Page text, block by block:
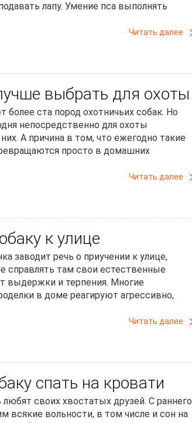
лапу. Умение пса выполнять
Читать далее
выбрать для охоты
ста пород охотничьих собак. Но
непосредственно для охоты
А причина в том, что ежегодно такие
просто в домашних
Читать далее
к улице
заводит речь о приучении к улице,
справлять там свои естественные
выдержки и терпения. Многие
в доме реагируют агрессивно,
Читать далее
спать на кровати
своих хвостатых друзей. С раннего
всякие вольности, в том числе и сон на